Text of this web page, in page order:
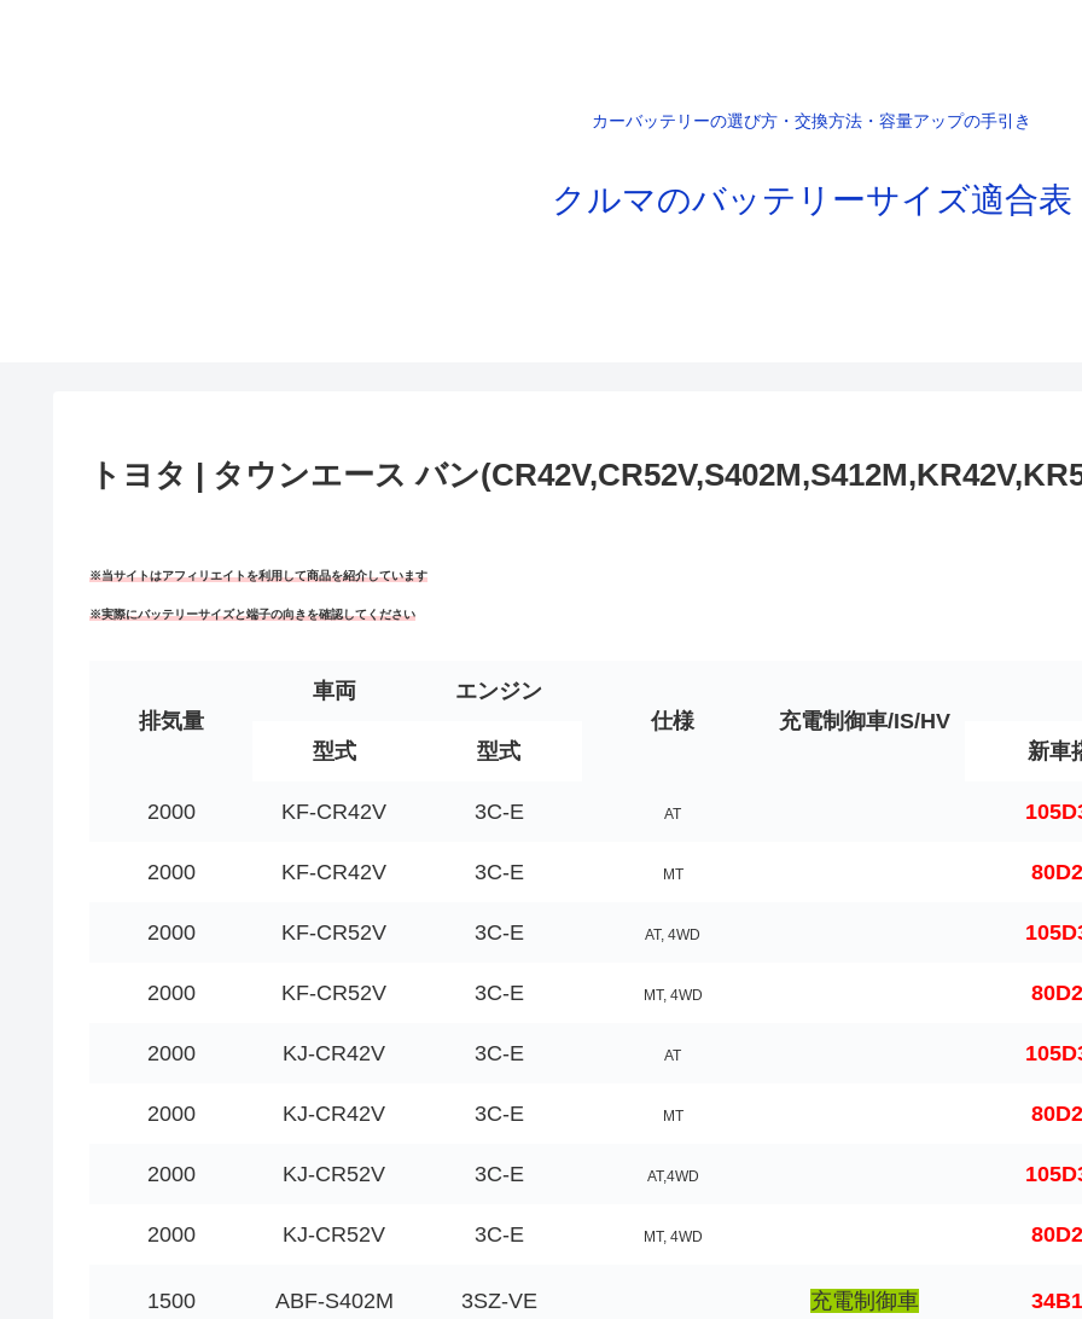
カーバッテリーの選び方・交換方法・容量アップの手引き
クルマのバッテリーサイズ適合表
トヨタ | タウンエース バン
※当サイトはアフィリエイトを利用して商品を紹介しています
※実際にバッテリーサイズと端子の向きを確認してください
排気量
車両
エンジン
仕様
充電制御車/IS/HV
型式 型式 新車
2000 KF-CR42V 3C-E AT
2000 KF-CR42V 3C-E MT
2000 KF-CR52V 3C-E AT, 4WD
2000 KF-CR52V 3C-E MT, 4WD
2000 KJ-CR42V 3C-E AT
2000 KJ-CR42V 3C-E MT
2000 KJ-CR52V 3C-E AT,4WD
2000 KJ-CR52V 3C-E MT, 4WD
1500 ABF-S402M 3SZ-VE 充電制御車